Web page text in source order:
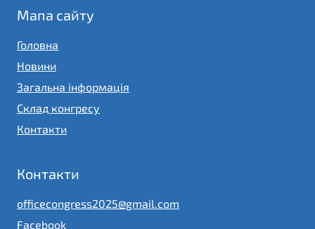
Мапа сайту
Головна
Новини
Загальна інформація
Склад конгресу
Контакти
Контакти
officecongress2025@gmail.com
Facebook